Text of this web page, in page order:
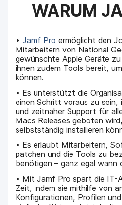
WARUM
•Jamf Pro ermöglicht den
Mitarbeitern von National
gewünschte Apple Geräte
ihnen zudem Tools bereit,
können.
• Es unterstützt die
einen Schritt voraus zu sein,
und zeitnaher Support für
Macs Releases geboten
selbstständig installieren
• Es erlaubt Mitarbeitern,
patchen und die Tools zu
benötigen – ganz egal wann
• Mit Jamf Pro spart die IT-
Zeit, indem sie mithilfe von
Konfigurationen, Profilen